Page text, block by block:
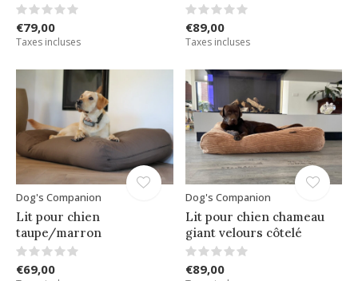
€79,00
Taxes incluses
€89,00
Taxes incluses
Dog's Companion
Lit pour chien
taupe/marron
€69,00
Dog's Companion
Lit pour chien chameau
giant velours côtelé
€89,00